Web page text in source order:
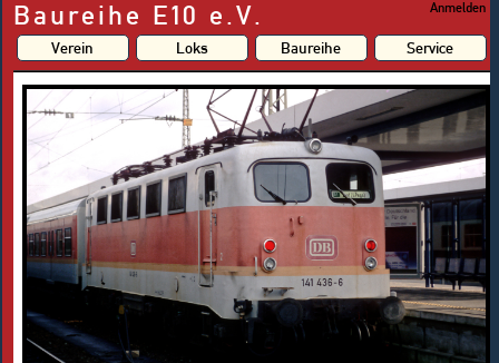
Baureihe E10 e.V. Anmelden
Verein Loks Baureihe Service